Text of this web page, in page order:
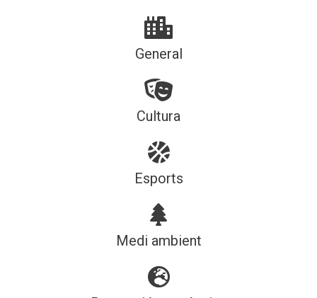
General
Cultura
Esports
Medi ambient